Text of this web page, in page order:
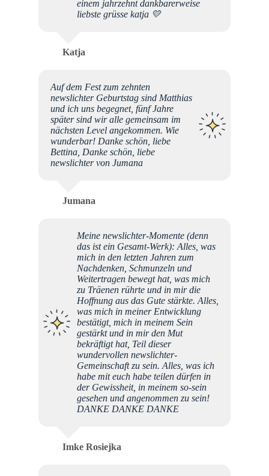
einem jahrzehnt dankbarerweise
liebste grüsse katja 💛
Katja
Auf dem Fest zum zehnten
newslichter Geburtstag sind Matthias
und ich uns begegnet, fünf Jahre
später sind wir alle gemeinsam im
nächsten Level angekommen. Wie
wunderbar! Danke schön, liebe
Bettina, Danke schön, liebe
newslichter von Jumana
Jumana
Meine newslichter-Momente (denn
das ist ein Gesamt-Werk): Alles, was
mich in den letzten Jahren zum
Nachdenken, Schmunzeln und
Weitertragen bewegt hat, was mich
zu Träenen rührte und in mir die
Hoffnung aus das Gute stärkte. Alles,
was mich in meiner Entwicklung
bestätigt, mich in meinem Sein
gestärkt und in mir den Mut
bekräftigt hat, Teil dieser
wundervollen newslichter-
Gemeinschaft zu sein. Alles, was ich
habe mit euch habe teilen dürfen in
der Gewissheit, in meinem so-sein
gesehen und angenommen zu sein!
DANKE DANKE DANKE
Imke Rosiejka